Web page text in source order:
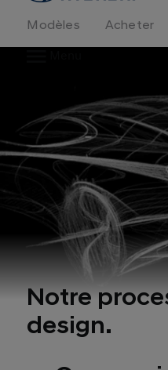
logo
Modèles Acheter
Notre
design.